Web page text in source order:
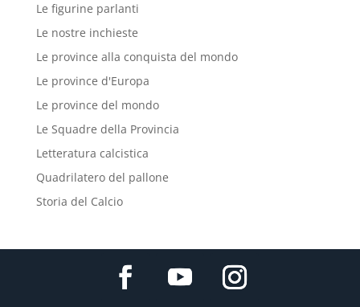
Le figurine parlanti
Le nostre inchieste
Le province alla conquista del mondo
Le province d'Europa
Le province del mondo
Le Squadre della Provincia
Letteratura calcistica
Quadrilatero del pallone
Storia del Calcio